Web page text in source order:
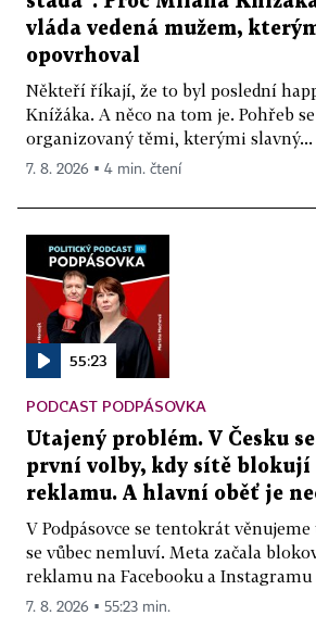
vláda vedená mužem,
opovrhoval
Někteří říkají, že to byl poslední
Knížáka. A něco na tom je. Pohřeb
organizovaný těmi, kterými slavný...
7. 8. 2026 ▪ 4 min. čtení
55:23
PODCAST PODPÁSOVKA
Utajený problém. V Česku
první volby, kdy sítě
reklamu. A hlavní oběť je
V Podpásovce se tentokrát
se vůbec nemluví. Meta začala
reklamu na Facebooku a Instagramu
7. 8. 2026 ▪ 55:23 min.